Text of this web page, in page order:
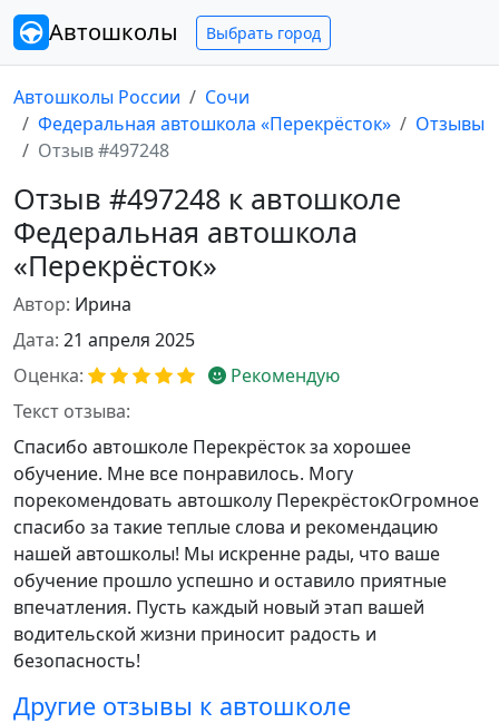
Автошколы Выбрать город
Автошколы России
Сочи
Федеральная автошкола «Перекрёсток»
Отзывы
Отзыв #497248
Отзыв #497248 к автошколе
Федеральная автошкола
«Перекрёсток»
Автор: Ирина
Дата: 21 апреля 2025
Оценка:
Рекомендую
Текст отзыва:
Спасибо автошколе Перекрёсток за хорошее
обучение. Мне все понравилось. Могу
порекомендовать автошколу ПерекрёстокОгромное
спасибо за такие теплые слова и рекомендацию
нашей автошколы! Мы искренне рады, что ваше
обучение прошло успешно и оставило приятные
впечатления. Пусть каждый новый этап вашей
водительской жизни приносит радость и
безопасность!
Другие отзывы к автошколе